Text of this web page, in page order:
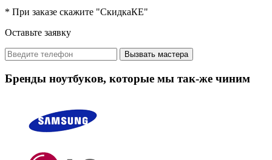
* При заказе скажите "СкидкаКЕ"
Оставьте заявку
Вызвать мастера
Бренды ноутбуков, которые мы так-же чиним